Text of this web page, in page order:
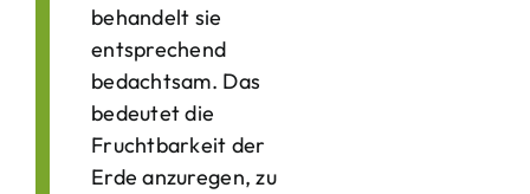
behandelt sie
entsprechend
bedachtsam. Das
bedeutet die
Fruchtbarkeit der
Erde anzuregen, zu